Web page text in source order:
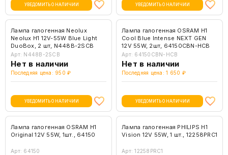
УВЕДОМИТЬ О НАЛИЧИИ УВЕДОМИТЬ О НАЛИЧИИ
Лампа галогенная Neolux
Neolux H1 12V-55W Blue Light
DuoBox, 2 шт, N448B-2SCB
Арт: N448B-2SCB
Нет в наличии
Последняя цена: 950 ₽
УВЕДОМИТЬ О НАЛИЧИИ
Лампа галогенная OSRAM H1
Cool Blue Intense NEXT GEN
12V 55W, 2шт, 64150CBN-HCB
Арт: 64150CBN-HCB
Нет в наличии
Последняя цена: 1 650 ₽
УВЕДОМИТЬ О НАЛИЧИИ
Лампа галогенная OSRAM H1
Original 12V 55W, 1шт., 64150
Арт: 64150
Лампа галогенная PHILIPS H1
Vision 12V 55W, 1 шт., 12258PRC1
Арт: 12258PRC1